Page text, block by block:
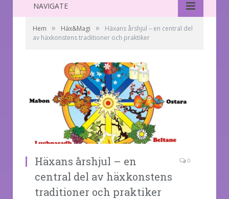
NAVIGATE
Hem » Häx&Magi »
Häxans årshjul – en central del
av häxkonstens traditioner och praktiker
Häxans årshjul – en
central del av häxkonstens
traditioner och praktiker
0